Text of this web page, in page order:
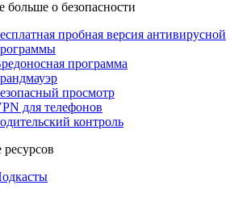
больше о безопасности
пробная версия антивирусной
программа
просмотр
для телефонов
контроль